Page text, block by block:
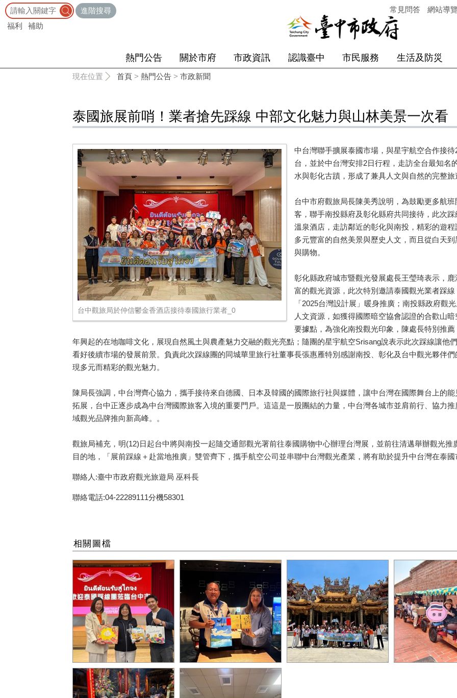
進階搜尋
福利
補助
常見問答 網站導
熱門公告 關於市府 市政資訊 認識臺中 市民服務 生活及防災
現在位置 首頁 > 熱門公告 > 市政新聞
泰國旅展前哨！業者搶先踩線 中部文化魅力與山林美景一次看
台中觀旅局於仲信鬱金香酒店接待泰國旅行業者_0
中台灣聯手擴展泰國市場，與星宇航空合作接
台，並於中台灣安排2日行程，走訪全台最知
水與彰化古蹟，形成了兼具人文與自然的完整
台中市府觀旅局長陳美秀說明，為鼓勵更多航
客，聯手南投縣府及彰化縣府共同接待，此次
溫泉酒店，走訪鄰近的彰化與南投，精彩的遊
多元豐富的自然美景與歷史人文，而且從白天
與購物。
彰化縣政府城市暨觀光發展處長王瑩琦表示，
富的觀光資源，此次特別邀請泰國觀光業者踩
「2025台灣設計展」暖身推廣；南投縣政府觀
人文資源，如獲得國際暗空協會認證的合歡山
要據點，為強化南投觀光印象，陳處長特別推
年興起的在地咖啡文化，展現自然風土與農產魅力交融的觀光亮點；隨團的星宇航空Srisang說表示此次踩線讓他
看好後續市場的發展前景。負責此次踩線團的同城華里旅行社董事長張惠雁特別感謝南投、彰化及台中觀光夥伴
現多元而精彩的觀光魅力。
陳局長強調，中台灣齊心協力，攜手接待來自德國、日本及韓國的國際旅行社與媒體，讓中台灣在國際舞台上的
拓展，台中正逐步成為中台灣國際旅客入境的重要門戶。這這是一股團結的力量，中台灣各城市並肩前行、協力
域觀光品牌推向新高峰。。
觀旅局補充，明(12)日起台中將與南投一起隨交通部觀光署前往泰國購物中心辦理台灣展，並前往清邁舉辦觀光
目的地，「展前踩線＋赴當地推廣」雙管齊下，攜手航空公司並串聯中台灣觀光產業，將有助於提升中台灣在泰
聯絡人:臺中市政府觀光旅遊局 巫科長
聯絡電話:04-22289111分機58301
相關圖檔
台中市觀旅局陳局長致贈珍
珠奶茶紀念品_0
南投陳處長致贈紀念品與泰
國旅行業者_0